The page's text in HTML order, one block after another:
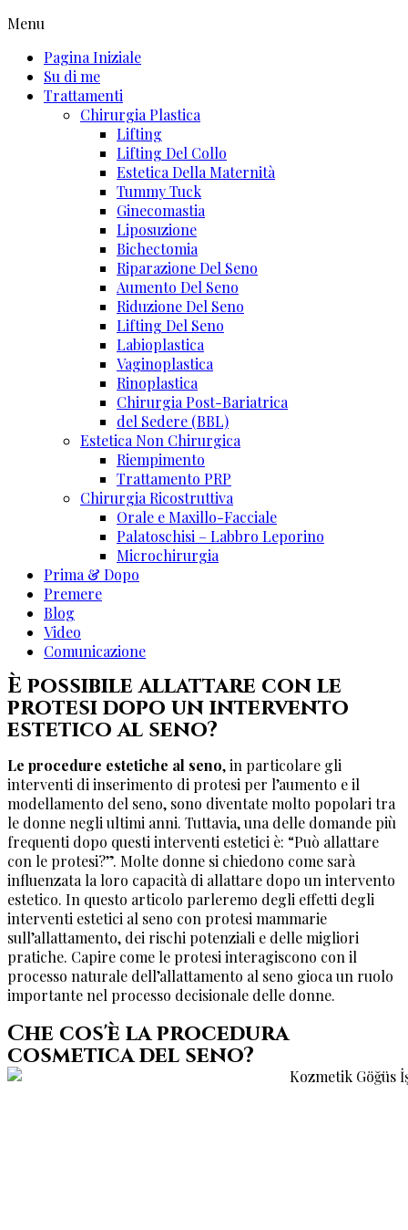
Menu
Pagina Iniziale
Su di me
Trattamenti
Chirurgia Plastica
Lifting
Lifting Del Collo
Estetica Della Maternità
Tummy Tuck
Ginecomastia
Liposuzione
Bichectomia
Riparazione Del Seno
Aumento Del Seno
Riduzione Del Seno
Lifting Del Seno
Labioplastica
Vaginoplastica
Rinoplastica
Chirurgia Post-Bariatrica
del Sedere (BBL)
Estetica Non Chirurgica
Riempimento
Trattamento PRP
Chirurgia Ricostruttiva
Orale e Maxillo-Facciale
Palatoschisi – Labbro Leporino
Microchirurgia
Prima & Dopo
Premere
Blog
Video
Comunicazione
È possibile allattare con le
protesi dopo un intervento
estetico al seno?
Le procedure estetiche al seno, in particolare gli
interventi di inserimento di protesi per l’aumento e il
modellamento del seno, sono diventate molto popolari tra
le donne negli ultimi anni. Tuttavia, una delle domande più
frequenti dopo questi interventi estetici è: “Può allattare
con le protesi?”. Molte donne si chiedono come sarà
influenzata la loro capacità di allattare dopo un intervento
estetico. In questo articolo parleremo degli effetti degli
interventi estetici al seno con protesi mammarie
sull’allattamento, dei rischi potenziali e delle migliori
pratiche. Capire come le protesi interagiscono con il
processo naturale dell’allattamento al seno gioca un ruolo
importante nel processo decisionale delle donne.
Che cos'è la procedura
cosmetica del seno?